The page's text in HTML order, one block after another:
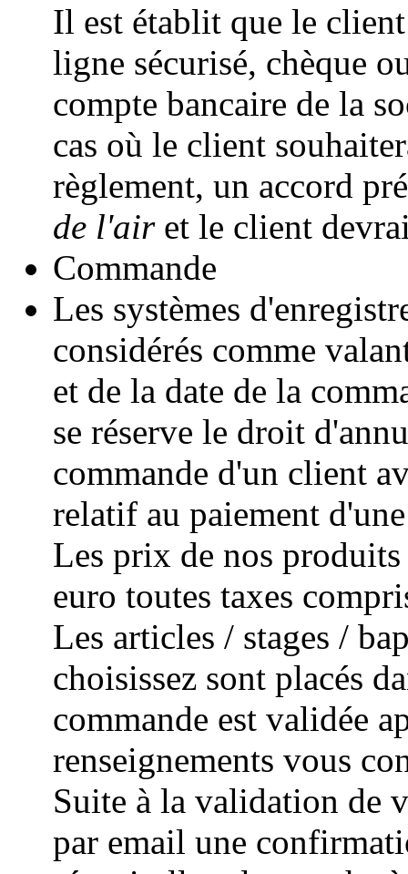
Il est établit que le
ligne sécurisé, chèque
compte bancaire de la
cas où le client
règlement, un accord
de l'airet le client
Commande
Les systèmes
considérés comme
et de la date de la
se réserve le droit
commande d'un client
relatif au paiement
Les prix de nos
euro toutes taxes
Les articles / stages /
choisissez sont placés
commande est validée
renseignements vous
Suite à la validation de
par email une